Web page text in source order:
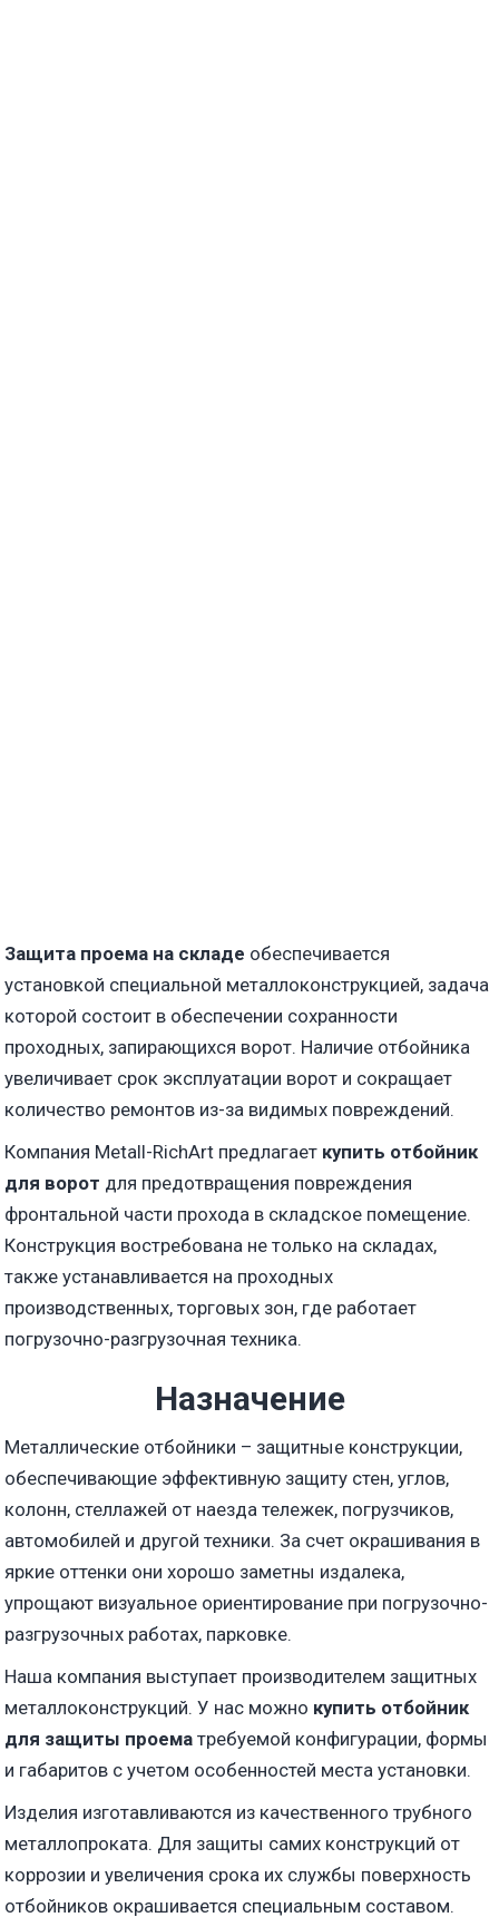
Защита проема на складе обеспечивается
установкой специальной металлоконструкцией, задача
которой состоит в обеспечении сохранности
проходных, запирающихся ворот. Наличие отбойника
увеличивает срок эксплуатации ворот и сокращает
количество ремонтов из-за видимых повреждений.
Компания Metall-RichArt предлагает купить отбойник
для ворот для предотвращения повреждения
фронтальной части прохода в складское помещение.
Конструкция востребована не только на складах,
также устанавливается на проходных
производственных, торговых зон, где работает
погрузочно-разгрузочная техника.
Назначение
Металлические отбойники – защитные конструкции,
обеспечивающие эффективную защиту стен, углов,
колонн, стеллажей от наезда тележек, погрузчиков,
автомобилей и другой техники. За счет окрашивания в
яркие оттенки они хорошо заметны издалека,
упрощают визуальное ориентирование при погрузочно-
разгрузочных работах, парковке.
Наша компания выступает производителем защитных
металлоконструкций. У нас можно купить отбойник
для защиты проема требуемой конфигурации, формы
и габаритов с учетом особенностей места установки.
Изделия изготавливаются из качественного трубного
металлопроката. Для защиты самих конструкций от
коррозии и увеличения срока их службы поверхность
отбойников окрашивается специальным составом.